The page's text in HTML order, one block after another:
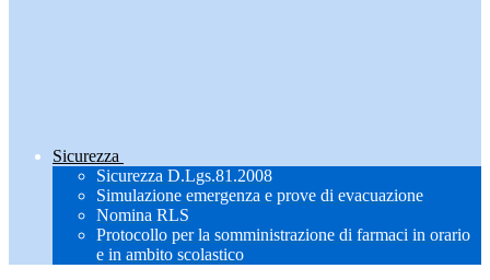
Sicurezza
Sicurezza D.Lgs.81.2008
Simulazione emergenza e prove di evacuazione
Nomina RLS
Protocollo per la somministrazione di farmaci in orario
e in ambito scolastico